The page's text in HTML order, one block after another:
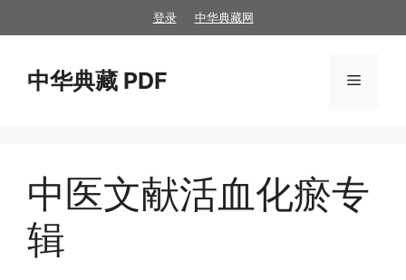
至
登录 中华典藏网
中华典藏 PDF 菜
中医文献活血化瘀专
辑